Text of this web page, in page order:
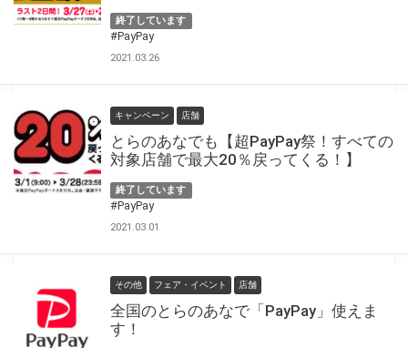
終了しています
#PayPay
2021.03.26
キャンペーン 店舗
とらのあなでも【超PayPay祭！すべての
対象店舗で最大20％戻ってくる！】
終了しています
#PayPay
2021.03.01
その他 フェア・イベント 店舗
全国のとらのあなで「PayPay」使えま
す！